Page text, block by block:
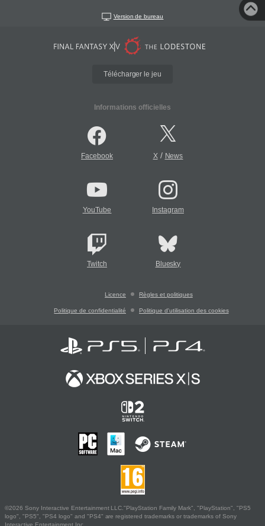
Version de bureau
Télécharger le jeu
Informations officielles
Facebook X/ News
YouTube Instagram
Twitch Bluesky
Licence Règles et politiques
Politique de confidentialité Politique d'utilisation des cookies
©2026 Sony Interactive Entertainment LLC."PlayStation Family Mark", "PlayStation", "PS5
logo", "PS5", "PS4 logo" and "PS4" are registered trademarks or trademarks of Sony
Interactive Entertainment Inc.